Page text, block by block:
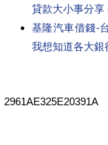
貸款大小事分享
基隆汽車借錢-
我想知道各大銀
2961AE325E20391A